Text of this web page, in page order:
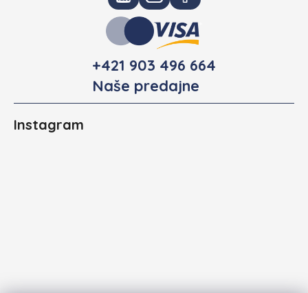
+421 903 496 664
Naše predajne
Instagram